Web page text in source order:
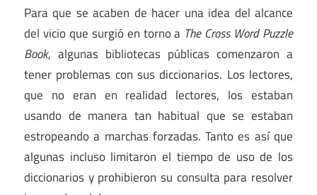
Para que se acaben de hacer una idea del alcance
del vicio que surgió en torno a The Cross Word Puzzle
Book, algunas bibliotecas públicas comenzaron a
tener problemas con sus diccionarios. Los lectores,
que no eran en realidad lectores, los estaban
usando de manera tan habitual que se estaban
estropeando a marchas forzadas. Tanto es así que
algunas incluso limitaron el tiempo de uso de los
diccionarios y prohibieron su consulta para resolver